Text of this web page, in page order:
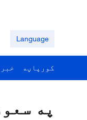
Language
کورپاڼه
په